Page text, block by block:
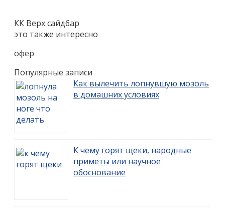
КК Верх сайдбар
это также интересно
офер
Популярные записи
Как вылечить лопнувшую мозоль
в домашних условиях
К чему горят щеки, народные
приметы или научное
обоснование